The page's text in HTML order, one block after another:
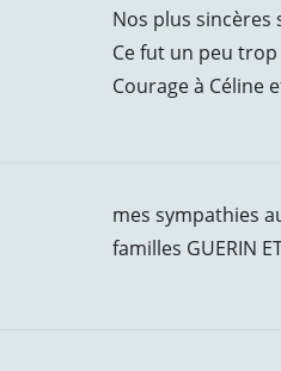
Nos plus sincères
Ce fut un peu
Courage à Céline
mes sympathies
familles GUERIN